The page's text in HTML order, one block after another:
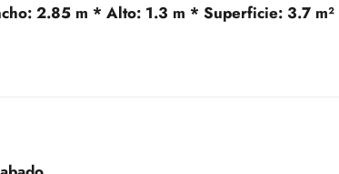
2.85 m *Alto: 1.3 m *Superficie: 3.7 m²